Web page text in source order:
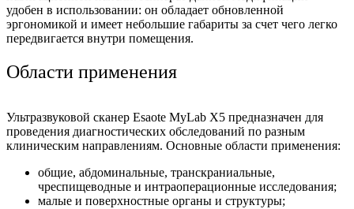
удобен в использовании: он обладает обновленной
эргономикой и имеет небольшие габариты за счет чего легко
передвигается внутри помещения.
Области применения
Ультразвуковой сканер Esaote MyLab X5 предназначен для
проведения диагностических обследований по разным
клиническим направлениям. Основные области применения:
общие, абдоминальные, транскраниальные,
чреспищеводные и интраоперационные исследования;
малые и поверхностные органы и структуры;